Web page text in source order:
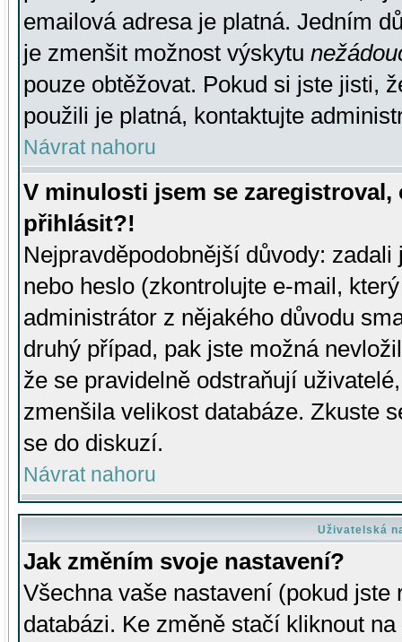
emailová adresa je platná. Jedním
je zmenšit možnost výskytu
pouze obtěžovat. Pokud si jste jisti,
použili je platná, kontaktujte
Návrat nahoru
V minulosti jsem se
přihlásit?!
Nejpravděpodobnější důvody:
nebo heslo (zkontrolujte e-mail,
administrátor z nějakého důvodu
druhý případ, pak jste možná
že se pravidelně odstraňují
zmenšila velikost databáze. Zkuste
se do diskuzí.
Návrat nahoru
Uživatelská
Jak změním svoje nastavení?
Všechna vaše nastavení (pokud
databázi. Ke změně stačí kliknout